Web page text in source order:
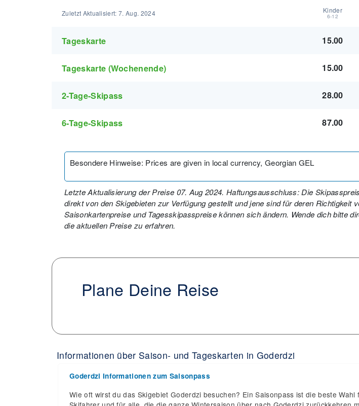
Zuletzt Aktualisiert:7. Aug. 2024 Kinder
6-12
Tageskarte 15.00
Tageskarte (Wochenende) 15.00
2-Tage-Skipass 28.00
6-Tage-Skipass 87.00
Besondere Hinweise: Prices are given in local currency, Georgian GEL
Letzte Aktualisierung der Preise 07. Aug 2024. Haftungsausschluss: Die
direkt von den Skigebieten zur Verfügung gestellt und jene sind für deren Richtigkeit
Saisonkartenpreise und Tagesskipasspreise können sich ändern. Wende dich bitte
die aktuellen Preise zu erfahren.
Plane Deine Reise
Informationen über Saison- und Tageskarten in Goderdzi
Goderdzi Informationen zum Saisonpass
Wie oft wirst du das Skigebiet Goderdzi besuchen? Ein Saisonpass ist die beste Wahl